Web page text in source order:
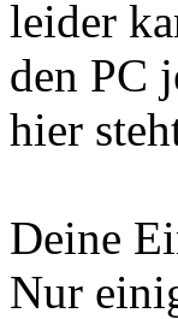
leider
den PC
hier
Deine
Nur